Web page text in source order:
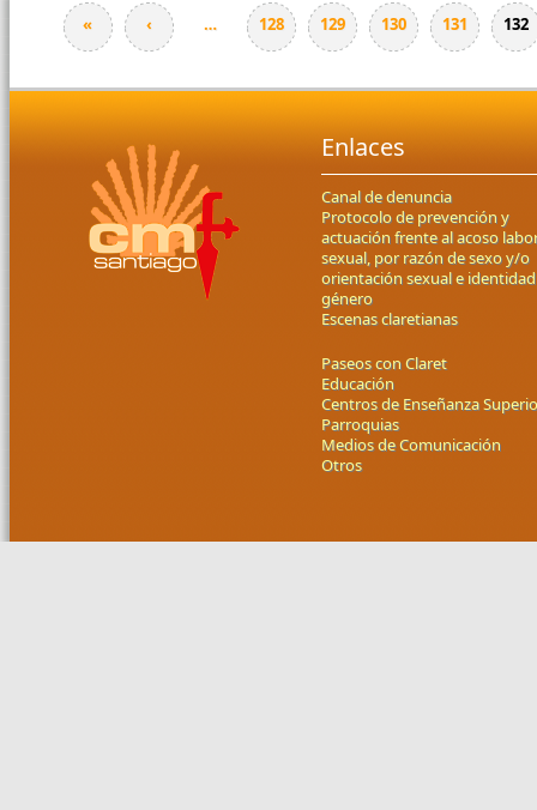
Páginas
« ‹ … 128 129 130 131 132
Enlaces
Canal de denuncia
Protocolo de prevención y
actuación frente al acoso
sexual, por razón de sexo y/o
orientación sexual e
género
Escenas claretianas
Paseos con Claret
Educación
Centros de Enseñanza
Parroquias
Medios de Comunicación
Otros